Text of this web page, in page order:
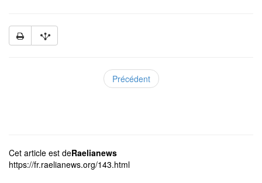
Précédent
Cet article est deRaelianews
https://fr.raelianews.org/143.html